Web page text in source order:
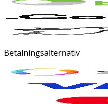
Betalningsalternativ